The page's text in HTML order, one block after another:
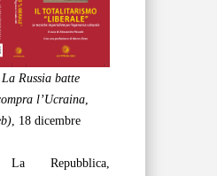
La Russia batte
l’Ucraina,
, 18 dicembre
La Repubblica